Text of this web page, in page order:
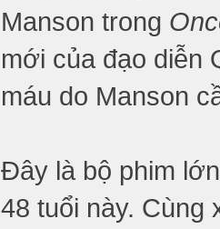
Manson trong
mới của đạo diễn
máu do Manson
Đây là bộ phim
48 tuổi này. Cùng